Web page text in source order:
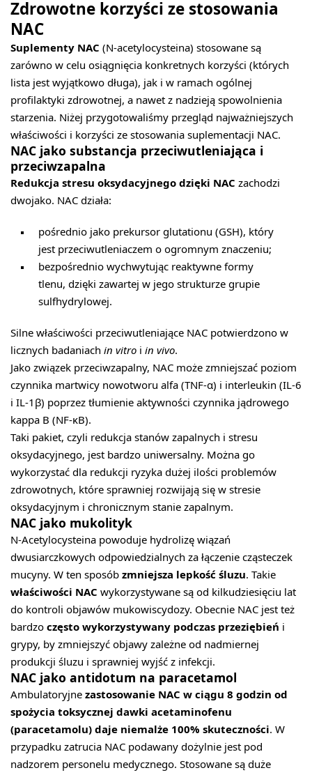
Zdrowotne korzyści ze stosowania
NAC
Suplementy NAC (N-acetylocysteina) stosowane są
zarówno w celu osiągnięcia konkretnych korzyści (których
lista jest wyjątkowo długa), jak i w ramach ogólnej
profilaktyki zdrowotnej, a nawet z nadzieją spowolnienia
starzenia. Niżej przygotowaliśmy przegląd najważniejszych
właściwości i korzyści ze stosowania suplementacji NAC.
NAC jako substancja przeciwutleniająca i
przeciwzapalna
Redukcja stresu oksydacyjnego dzięki NAC zachodzi
dwojako. NAC działa:
pośrednio jako prekursor glutationu (GSH), który
jest przeciwutleniaczem o ogromnym znaczeniu;
bezpośrednio wychwytując reaktywne formy
tlenu, dzięki zawartej w jego strukturze grupie
sulfhydrylowej.
Silne właściwości przeciwutleniające NAC potwierdzono w
licznych badaniach in vitro i in vivo
Jako związek przeciwzapalny, NAC może zmniejszać poziom
czynnika martwicy nowotworu alfa (TNF-α) i interleukin (IL-6
i IL-1β) poprzez tłumienie aktywności czynnika jądrowego
kappa B (NF-κB).
Taki pakiet, czyli redukcja stanów zapalnych i stresu
oksydacyjnego, jest bardzo uniwersalny. Można go
wykorzystać dla redukcji ryzyka dużej ilości problemów
zdrowotnych, które sprawniej rozwijają się w stresie
oksydacyjnym i chronicznym stanie zapalnym.
NAC jako mukolityk
N-Acetylocysteina powoduje hydrolizę wiązań
dwusiarczkowych odpowiedzialnych za łączenie cząsteczek
mucyny. W ten sposób zmniejsza lepkość śluzu . Takie
właściwości NAC wykorzystywane są od kilkudziesięciu lat
do kontroli objawów mukowiscydozy. Obecnie NAC jest też
bardzo często wykorzystywany podczas przeziębień i
grypy, by zmniejszyć objawy zależne od nadmiernej
produkcji śluzu i sprawniej wyjść z infekcji.
NAC jako antidotum na paracetamol
Ambulatoryjne zastosowanie NAC w ciągu 8 godzin od
spożycia toksycznej dawki acetaminofenu
(paracetamolu) daje niemalże 100% skuteczności . W
przypadku zatrucia NAC podawany dożylnie jest pod
nadzorem personelu medycznego. Stosowane są duże